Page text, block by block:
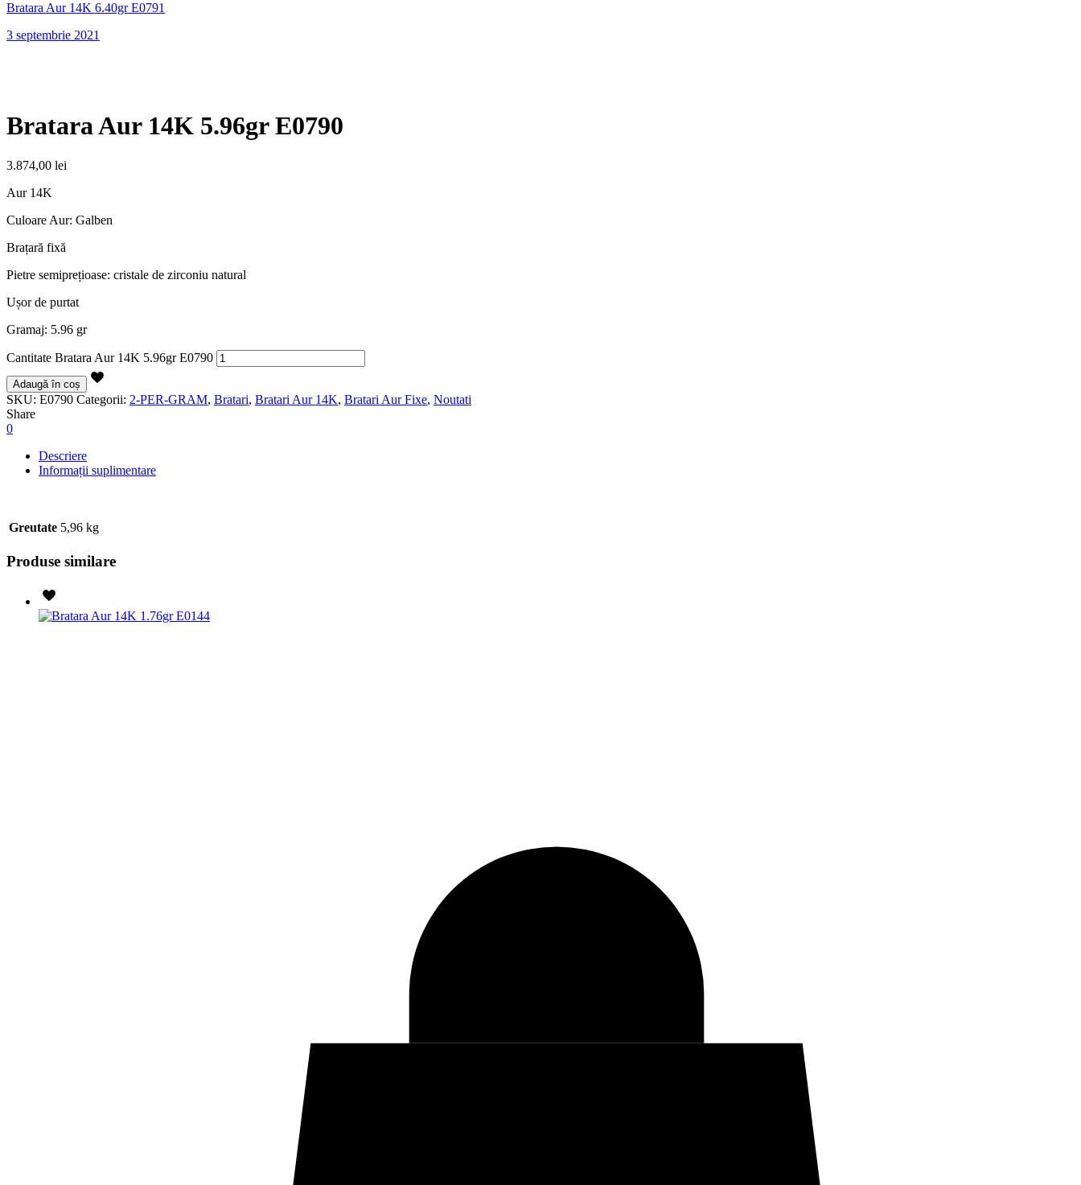
Bratara Aur 14K 6.40gr E0791
3 septembrie 2021
Bratara Aur 14K 5.96gr E0790
3.874,00 lei
Aur 14K
Culoare Aur: Galben
Brațară fixă
Pietre semiprețioase: cristale de zirconiu natural
Ușor de purtat
Gramaj: 5.96 gr
Cantitate Bratara Aur 14K 5.96gr E0790
Adaugă în coș
SKU: E0790 Categorii: 2-PER-GRAM, Bratari, Bratari Aur 14K, Bratari Aur Fixe, Noutati
Share
0
Descriere
Informații suplimentare
Greutate 5,96 kg
Produse similare